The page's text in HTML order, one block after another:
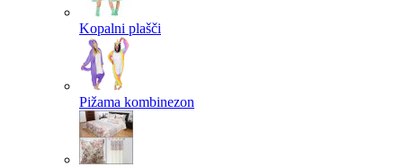
Kopalni plašči
Pižama kombinezon